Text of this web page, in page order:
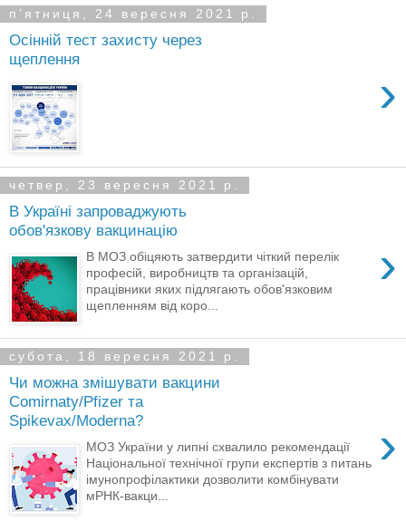
пʼятниця, 24 вересня 2021 р.
Осінній тест захисту через
щеплення
›
четвер, 23 вересня 2021 р.
​​В Україні запроваджують
обов'язкову вакцинацію
›
В МОЗ обіцяють затвердити чіткий перелік
професій, виробництв та організацій,
працівники яких підлягають обов'язковим
щепленням від коро...
субота, 18 вересня 2021 р.
Чи можна змішувати вакцини
Comirnaty/Pfizer та
Spikevax/Moderna?
›
МОЗ України у липні схвалило рекомендації
Національної технічної групи експертів з питань
імунопрофілактики дозволити комбінувати
мРНК-вакци...